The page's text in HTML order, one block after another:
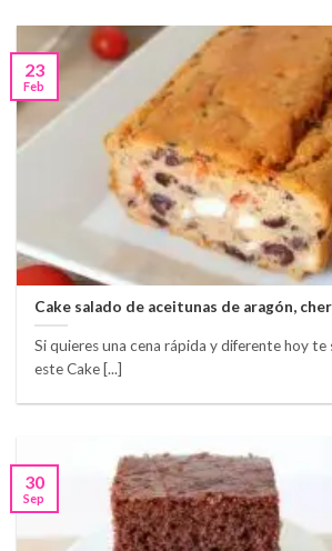
Cake salado de aceitunas de aragón,
Si quieres una cena rápida y diferente hoy
este Cake [...]
23
Feb
30
Sep